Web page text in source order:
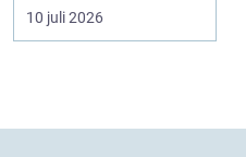
ma...
10 juli 2026